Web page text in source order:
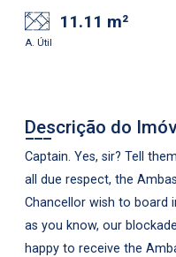
11.11 m²
A. Útil
Descrição do
Captain. Yes, sir? Tell
all due respect, the
Chancellor wish to board
as you know, our
happy to receive the